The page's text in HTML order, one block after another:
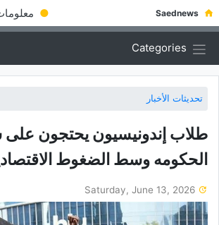
Saednews
●
Categories
تحديثات الأخبار
طلاب إندونیسیون یحتجون
الحکومه وسط الضغوط